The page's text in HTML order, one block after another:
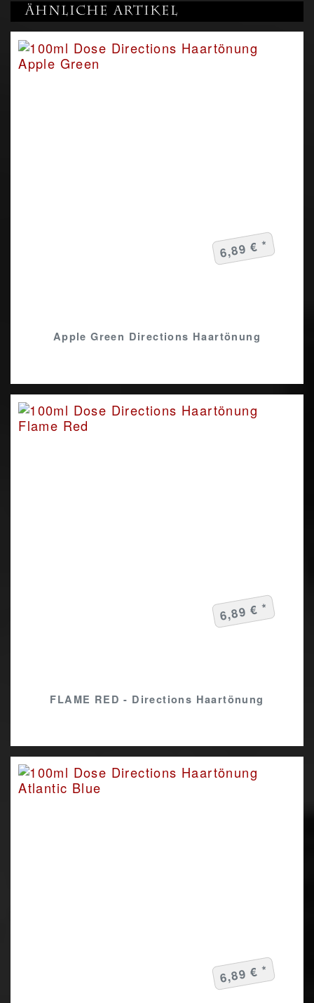
Ähnliche Artikel
Apple Green Directions Haartönung
6,89 € *
FLAME RED - Directions Haartönung
6,89 € *
6,89 € *